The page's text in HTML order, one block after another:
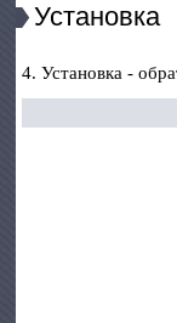
Установка
4. Установка -